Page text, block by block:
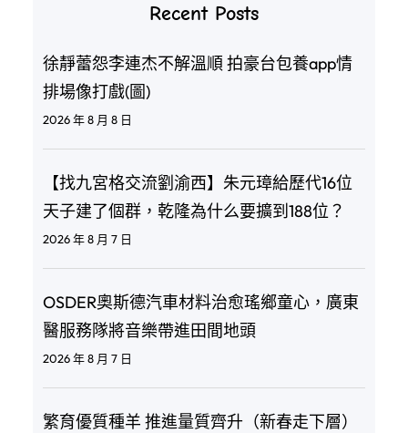
Recent Posts
徐靜蕾怨李連杰不解溫順 拍豪台包養app情
排場像打戲(圖)
2026 年 8 月 8 日
【找九宮格交流劉渝西】朱元璋給歷代16位
天子建了個群，乾隆為什么要擴到188位？
2026 年 8 月 7 日
OSDER奧斯德汽車材料治愈瑤鄉童心，廣東
醫服務隊將音樂帶進田間地頭
2026 年 8 月 7 日
繁育優質種羊 推進量質齊升（新春走下層）